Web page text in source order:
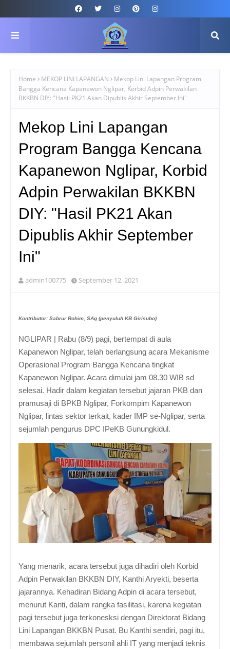
Home MEKOP LINI LAPANGAN
Mekop Lini Lapangan Program
Bangga Kencana Kapanewon Nglipar, Korbid Adpin Perwakilan
BKKBN DIY: "Hasil PK21 Akan Dipublis Akhir September Ini"
Mekop Lini Lapangan
Program Bangga Kencana
Kapanewon Nglipar, Korbid
Adpin Perwakilan BKKBN
DIY: "Hasil PK21 Akan
Dipublis Akhir September
Ini"
admin100775 September 12, 2021
Kontributor: Sabrur Rohim, SAg (penyuluh KB Girisubo)
NGLIPAR | Rabu (8/9) pagi, bertempat di aula
Kapanewon Nglipar, telah berlangsung acara Mekanisme
Operasional Program Bangga Kencana tingkat
Kapanewon Nglipar. Acara dimulai jam 08.30 WIB sd
selesai. Hadir dalam kegiatan tersebut jajaran PKB dan
pramusaji di BPKB Nglipar, Forkompim Kapanewon
Nglipar, lintas sektor terkait, kader IMP se-Nglipar, serta
sejumlah pengurus DPC IPeKB Gunungkidul.
Yang menarik, acara tersebut juga dihadiri oleh Korbid
Adpin Perwakilan BKKBN DIY, Kanthi Aryekti, beserta
jajarannya. Kehadiran Bidang Adpin di acara tersebut,
menurut Kanti, dalam rangka fasilitasi, karena kegiatan
pagi tersebut juga terkonesksi dengan Direktorat Bidang
Lini Lapangan BKKBN Pusat. Bu Kanthi sendiri, pagi itu,
membawa sejumlah personil ahli IT yang menjadi teknis